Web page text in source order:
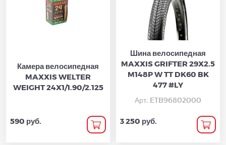
Камера велосипедная
MAXXIS WELTER
WEIGHT 24X1/1.90/2.125
590 руб.
Шина велосипедная
MAXXIS GRIFTER 29X2.5
M148P W TT DK60 BK
477 #LY
Арт. ETB96802000
3 250 руб.